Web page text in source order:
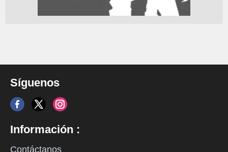
Síguenos
Información :
Contáctanos